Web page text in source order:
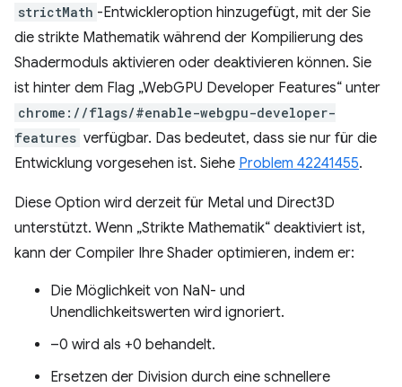
strictMath -Entwickleroption hinzugefügt, mit der Sie
die strikte Mathematik während der Kompilierung des
Shadermoduls aktivieren oder deaktivieren können. Sie
ist hinter dem Flag „WebGPU Developer Features“ unter
chrome://flags/#enable-webgpu-developer-
features verfügbar. Das bedeutet, dass sie nur für die
Entwicklung vorgesehen ist. Siehe Problem 42241455.
Diese Option wird derzeit für Metal und Direct3D
unterstützt. Wenn „Strikte Mathematik“ deaktiviert ist,
kann der Compiler Ihre Shader optimieren, indem er:
Die Möglichkeit von NaN- und
Unendlichkeitswerten wird ignoriert.
–0 wird als +0 behandelt.
Ersetzen der Division durch eine schnellere